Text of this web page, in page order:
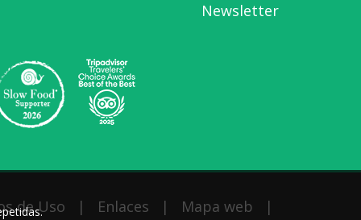
Newsletter
de Uso | Enlaces | Mapa web
|